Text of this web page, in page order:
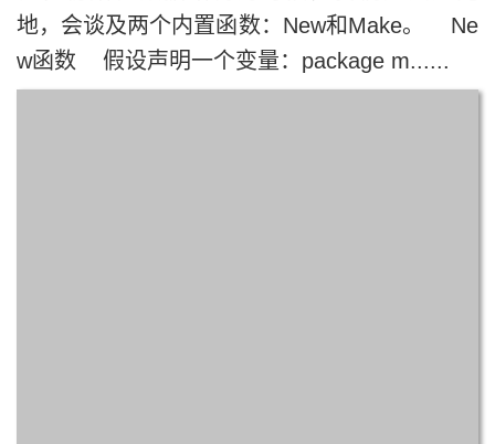
地，会谈及两个内置函数：New和Make。 Ne
w函数 假设声明一个变量：package m......